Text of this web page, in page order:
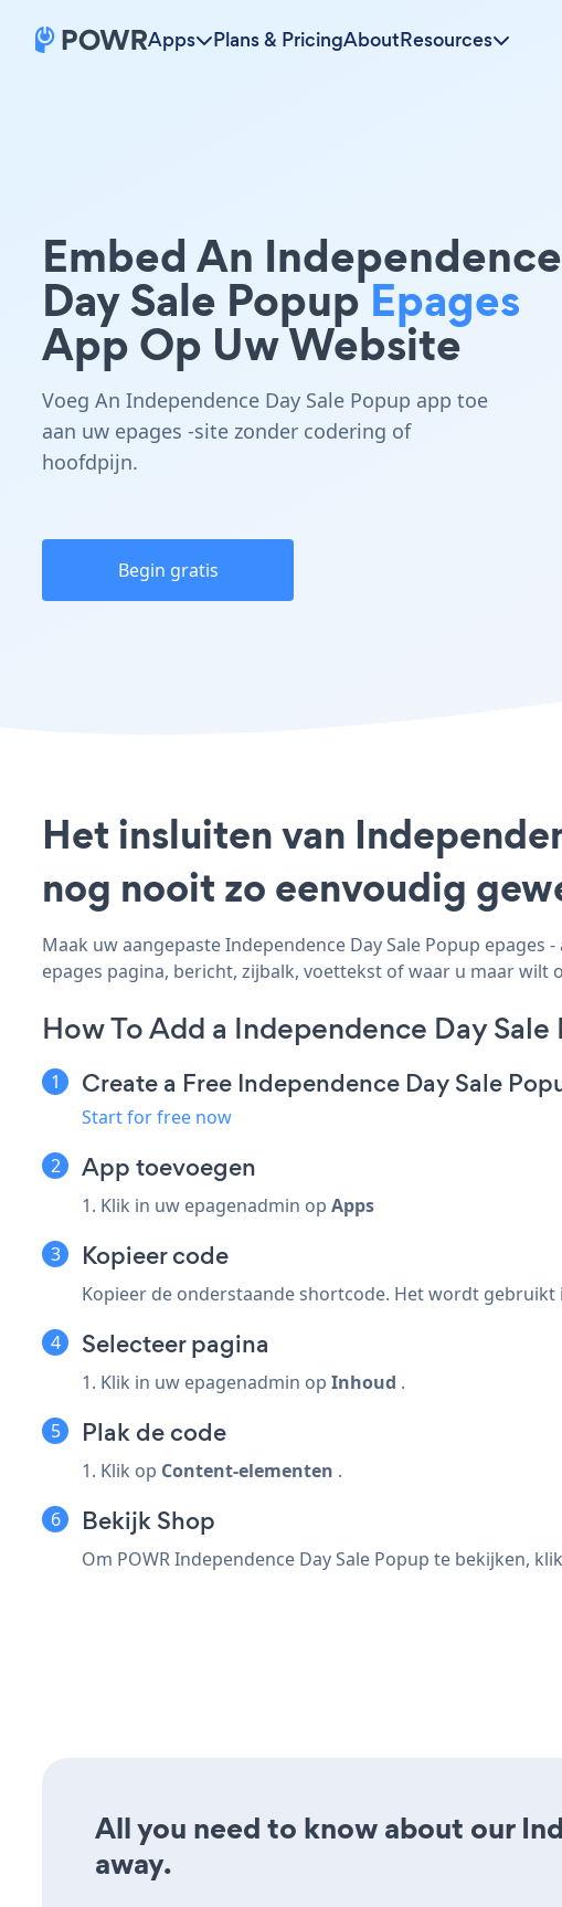
Apps Plans & PricingAboutResources
Embed An Independence
Day Sale PopupEpages
App Op Uw Website
Voeg An Independence Day Sale Popup app toe
aan uw epages -site zonder codering of
hoofdpijn.
Begin gratis
Het insluiten van
nog nooit zo eenvoudig
Maak uw aangepaste Independence Day Sale Popup
epages pagina, bericht, zijbalk, voettekst of waar u maar wilt
How To Add a Independence Day
Create a Free Independence Day Sale
Start for free now
App toevoegen
1. Klik in uw epagenadmin op Apps
Kopieer code
Kopieer de onderstaande shortcode. Het wordt gebruikt
Selecteer pagina
1. Klik in uw epagenadmin op Inhoud .
Plak de code
1. Klik op Content-elementen .
Bekijk Shop
Om POWR Independence Day Sale Popup te bekijken, klik
All you need to know about our
away.